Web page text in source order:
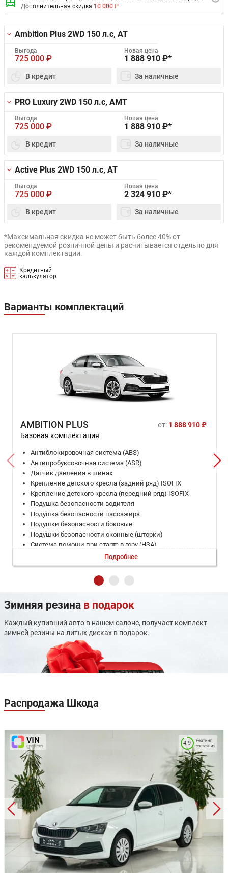
Дополнительная скидка 10 000 ₽
Ambition Plus 2WD 150 л.с, AT
Выгода
725 000 ₽
Новая цена
1 888 910 ₽*
В кредит За наличные
PRO Luxury 2WD 150 л.с, AMT
Выгода
725 000 ₽
Новая цена
1 888 910 ₽*
В кредит За наличные
Active Plus 2WD 150 л.с, AT
Выгода
725 000 ₽
Новая цена
2 324 910 ₽*
В кредит За наличные
*Максимальная скидка не может быть более 40% от
рекомендуемой розничной цены и расчитывается отдельно для
каждой комплектации.
Кредитный
калькулятор
Варианты комплектаций
AMBITION PLUS от: 1 888 910 ₽
Базовая комплектация
Антиблокировочная система (ABS)
Антипробуксовочная система (ASR)
Датчик давления в шинах
Крепление детского кресла (задний ряд) ISOFIX
Крепление детского кресла (передний ряд) ISOFIX
Подушка безопасности водителя
Подушка безопасности пассажира
Подушки безопасности боковые
Подушки безопасности оконные (шторки)
Система помощи при старте в гору (HSA)
Система помощи при торможении (BAS; EBD)
Система стабилизации (ESP)
Бортовой компьютер
Климат-контроль 2-зонный
Мультифункциональное рулевое колесо
Охлаждаемый перчаточный ящик
Парктроник задний
Подрулевые лепестки переключения передач
Регулировка руля по вылету
Электропривод зеркал
Отделка кожей рулевого колеса
Передние сиденья с поясничной поддержкой
Подогрев передних сидений
Регулировка передних сидений по высоте
Складывающееся заднее сиденье
Ткань (материал салона)
Третий задний подголовник
Аудиоподготовка
Аудиосистема
Мультимедиа система с ЖК-экраном
Розетка 12V
Android Auto
Bluetooth
CarPlay
Подробнее
Зимняя резина в подарок
Каждый купивший авто в нашем салоне, получает комплект
зимней резины на литых дисках в подарок.
Распродажа Шкода
Рейтинг
состояния
4.9